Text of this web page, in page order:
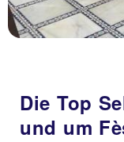
Die Top
und um